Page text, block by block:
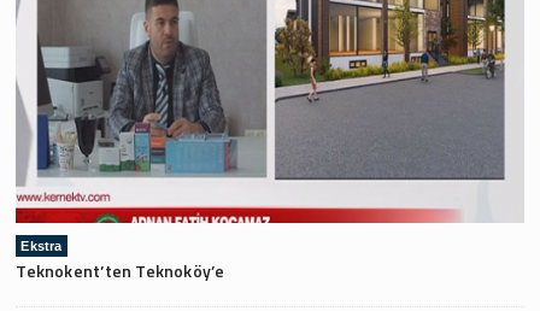
Ekstra
Teknokent’ten Teknoköy’e